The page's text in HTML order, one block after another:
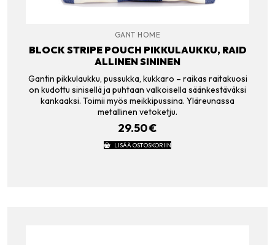
GANT HOME
BLOCK STRIPE POUCH PIKKULAUKKU, RAID
ALLINEN SININEN
Gantin pikkulaukku, pussukka, kukkaro – raikas raitakuosi
on kudottu sinisellä ja puhtaan valkoisella säänkestäväksi
kankaaksi. Toimii myös meikkipussina. Yläreunassa
metallinen vetoketju.
29.50€
LISÄÄ OSTOSKORIIN